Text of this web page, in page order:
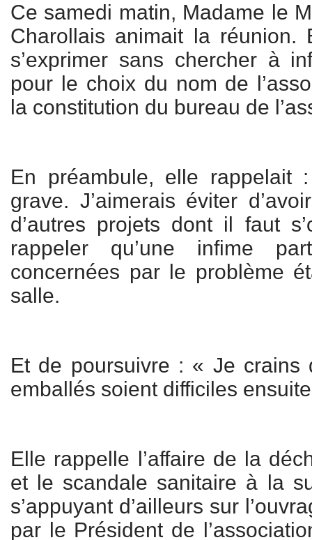
Ce samedi matin, Madame le
Charollais animait la réunion.
s’exprimer sans chercher à
pour le choix du nom de
la constitution du bureau de
En préambule, elle rappelait
grave. J’aimerais éviter
d’autres projets dont il faut
rappeler qu’une infime
concernées par le problème
salle.
Et de poursuivre : « Je crains
emballés soient difficiles
Elle rappelle l’affaire de la
et le scandale sanitaire à la
s’appuyant d’ailleurs sur
par le Président de